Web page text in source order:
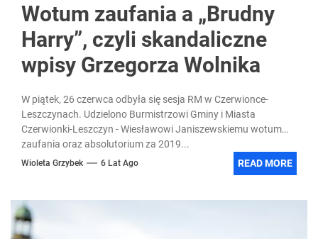
Wotum zaufania a „Brudny
Harry”, czyli skandaliczne
wpisy Grzegorza Wolnika
W piątek, 26 czerwca odbyła się sesja RM w Czerwionce-
Leszczynach. Udzielono Burmistrzowi Gminy i Miasta
Czerwionki-Leszczyn - Wiesławowi Janiszewskiemu wotum
zaufania oraz absolutorium za 2019...
Wioleta Grzybek 6 Lat Ago READ MORE